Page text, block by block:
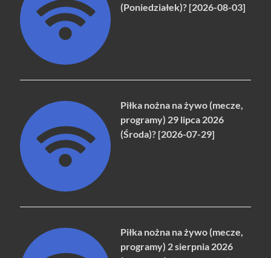
(Poniedziałek)? [2026-08-03]
Piłka nożna na żywo (mecze,
programy) 29 lipca 2026
(Środa)? [2026-07-29]
Piłka nożna na żywo (mecze,
programy) 2 sierpnia 2026